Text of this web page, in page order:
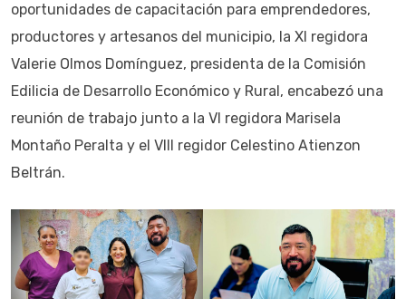
oportunidades de capacitación para emprendedores,
productores y artesanos del municipio, la XI regidora
Valerie Olmos Domínguez, presidenta de la Comisión
Edilicia de Desarrollo Económico y Rural, encabezó una
reunión de trabajo junto a la VI regidora Marisela
Montaño Peralta y el VIII regidor Celestino Atienzon
Beltrán.